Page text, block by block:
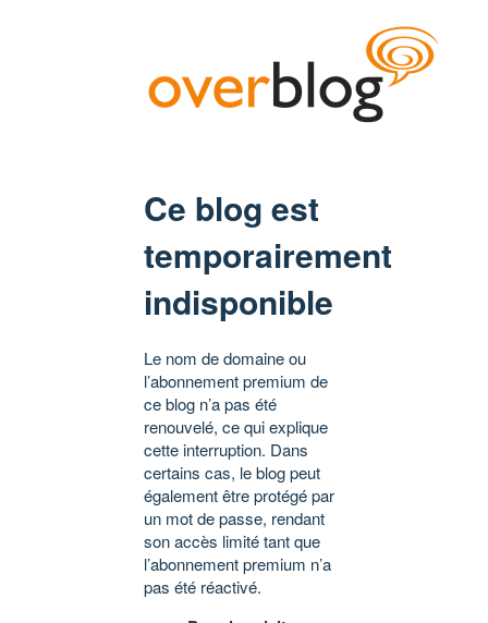
Ce blog est
temporairement
indisponible
Le nom de domaine ou
l’abonnement premium de
ce blog n’a pas été
renouvelé, ce qui explique
cette interruption. Dans
certains cas, le blog peut
également être protégé par
un mot de passe, rendant
son accès limité tant que
l’abonnement premium n’a
pas été réactivé.